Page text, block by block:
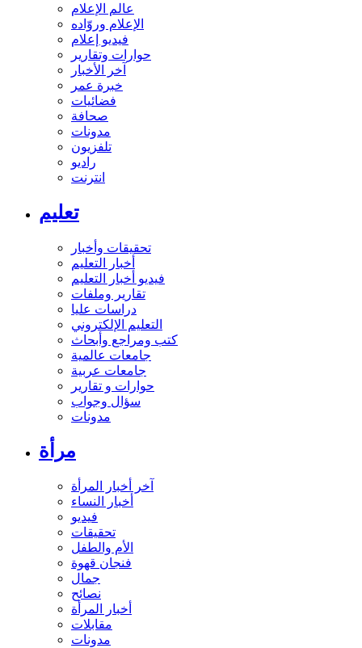
عالم الإعلام
الإعلام وروّاده
فيديو إعلام
حوارات وتقارير
آخر الأخبار
خبرة عمر
فضائيات
صحافة
مدونات
تلفزيون
راديو
انترنت
تعليم
تحقيقات وأخبار
أخبار التعليم
فيديو أخبار التعليم
تقارير وملفات
دراسات عليا
التعليم الإلكتروني
كتب ومراجع وأبحاث
جامعات عالمية
جامعات عربية
حوارات و تقارير
سؤال وجواب
مدونات
مرأة
آخر أخبار المرأة
أخبار النساء
فيديو
تحقيقات
الأم والطفل
فنجان قهوة
جمال
نصائح
أخبار المرأة
مقابلات
مدونات